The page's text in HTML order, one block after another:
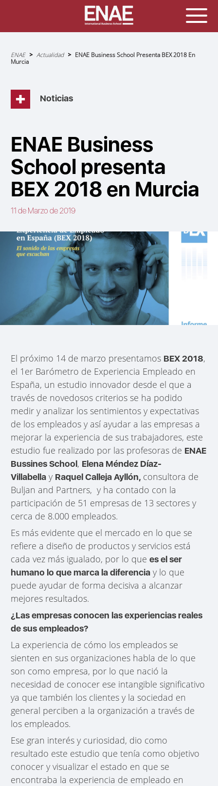
Sobrescribir
enlaces
de
navegación
ENAE Actualidad
ENAE Business School Presenta BEX 2018 En
Murcia
Noticias
ENAE Business
School presenta
BEX 2018 en Murcia
11 de Marzo de 2019
El próximo 14 de marzo presentamos BEX 2018,
el 1er Barómetro de Experiencia Empleado en
España, un estudio innovador desde el que a
través de novedosos criterios se ha podido
medir y analizar los sentimientos y expectativas
de los empleados y así ayudar a las empresas a
mejorar la experiencia de sus trabajadores, este
estudio fue realizado por las profesoras de ENAE
Bussines School, Elena Méndez Díaz-
Villabella y Raquel Calleja Ayllón, consultora de
Buljan and Partners, y ha contado con la
participación de 51 empresas de 13 sectores y
cerca de 8.000 empleados.
Es más evidente que el mercado en lo que se
refiere a diseño de productos y servicios está
cada vez más igualado, por lo quees el ser
humano lo que marca la diferencia y lo que
puede ayudar de forma decisiva a alcanzar
mejores resultados.
¿Las empresas conocen las experiencias reales
de sus empleados?
La experiencia de cómo los empleados se
sienten en sus organizaciones habla de lo que
son como empresa, por lo que nació la
necesidad de conocer ese intangible significativo
ya que también los clientes y la sociedad en
general perciben a la organización a través de
los empleados.
Ese gran interés y curiosidad, dio como
resultado este estudio que tenía como objetivo
conocer y visualizar el estado en que se
encontraba la experiencia de empleado en